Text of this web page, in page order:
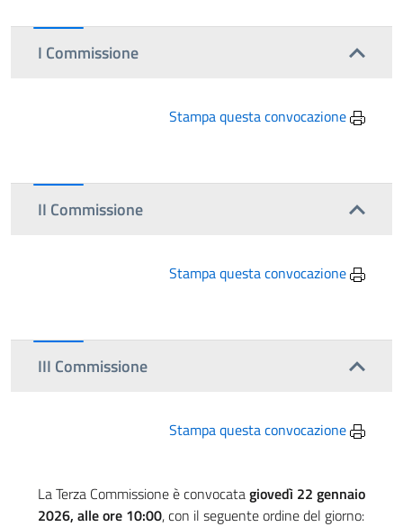
I Commissione
Stampa questa convocazione
II Commissione
Stampa questa convocazione
III Commissione
Stampa questa convocazione
La Terza Commissione è convocatagiovedì 22 gennaio
2026, alle ore 10:00, con il seguente ordine del giorno: